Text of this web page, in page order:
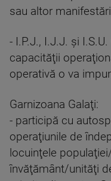
sau altor
- I.P.J., I.J.J. şi
capacităţii
operativă o va
Garnizoana Galaţi:
- participă cu
operaţiunile de
locuinţele
învăţământ/unităţi